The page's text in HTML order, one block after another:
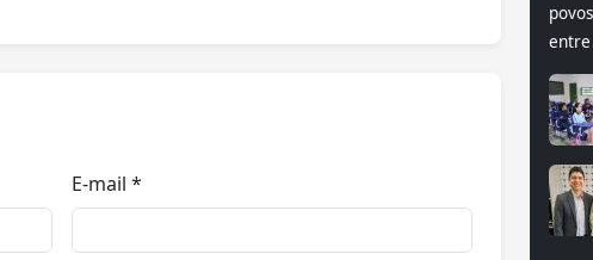
E-mail *